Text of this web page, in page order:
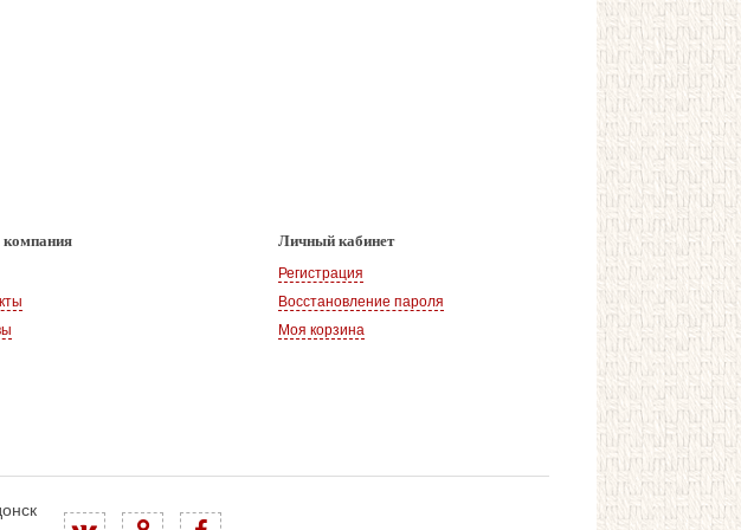
Личный кабинет
Регистрация
Восстановление пароля
Моя корзина